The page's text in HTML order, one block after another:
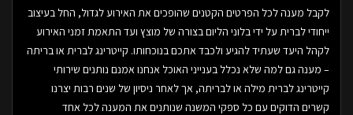
לקבל מענה לכל הפרטים הקטנים שהופכים את האירוע לגדול, החל בעיצוב
ייחודי לברית על ידי בלוני הליום בצורה של מוצץ ועד התאמת זמני האירוע
לקהל היעד שעתיד להגיע ולכבד אתכם בנוכחותו. קייטרינג לברית או בריתה
– מענה גם למה שלא נכלל בענייני האוכל אנחנו אמנם נותנים שירותי
קייטרינג לברית מילה או לבריתה, אך לאחר ניסיון של שנים רבות יצרנו
קשרים הדוקים עם כל ספקי המשנה שנותנים את המענה לכל אחד